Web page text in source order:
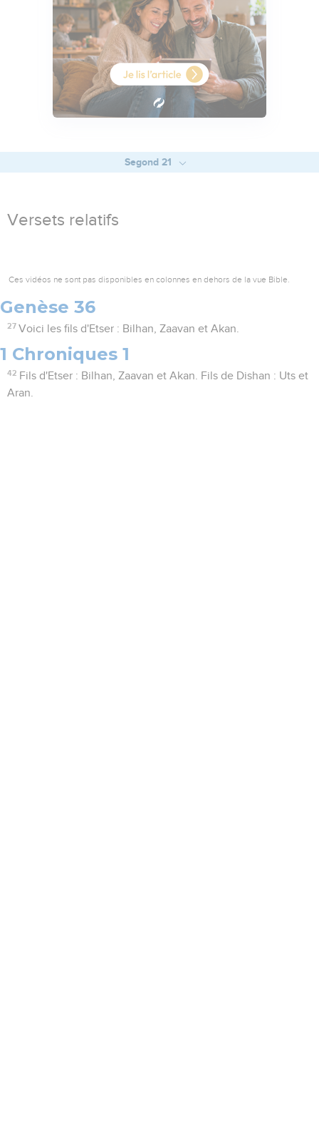
Segond 21
Versets relatifs
Ces vidéos ne sont pas disponibles en colonnes en dehors de la vue Bible.
Genèse 36
27 Voici les fils d'Etser : Bilhan, Zaavan et Akan.
1 Chroniques 1
42 Fils d'Etser : Bilhan, Zaavan et Akan. Fils de Dishan : Uts et
Aran.